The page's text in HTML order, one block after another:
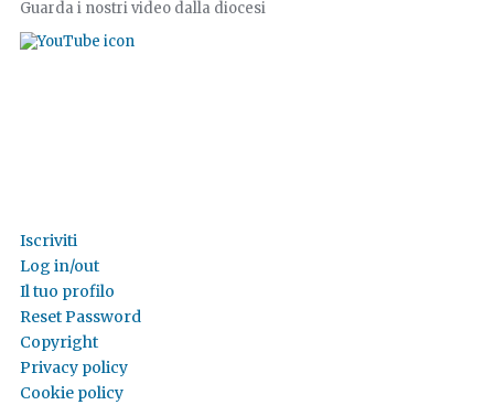
Guarda i nostri video dalla diocesi
Iscriviti
Log in/out
Il tuo profilo
Reset Password
Copyright
Privacy policy
Cookie policy